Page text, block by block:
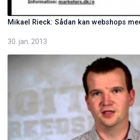
Mikael Rieck: Sådan kan webshops
30. jan. 2013